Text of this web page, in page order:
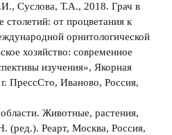
Суслова, Т.А., 2018. Грач в
от процветания к
орнитологической
хозяйство: современное
изучения», Якорная
ПрессСто, Иваново, Россия,
Животные, растения,
(ред.). Реарт, Москва, Россия,